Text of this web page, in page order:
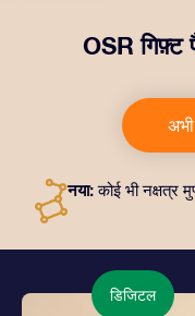
OSR
लिफ़ाफ़ा, आपकी पसंद से
और हमारे ऐप्स का मुफ़्त
एक हमेशा बरक़रार रहने
नया:कोई भी नक्षत्र
डिजिटल